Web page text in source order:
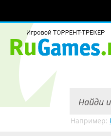
Например: